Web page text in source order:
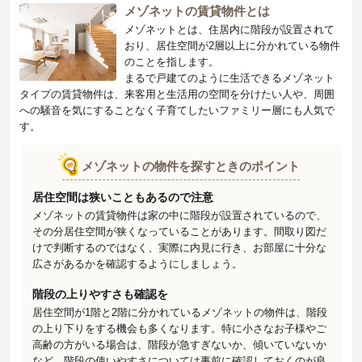
メゾネットの賃貸物件とは
メゾネットとは、住居内に階段が設置されて
おり、居住空間が2層以上に分かれている物件
のことを指します。
まるで戸建てのように生活できるメゾネット
タイプの賃貸物件は、来客用と生活用の空間を分けたい人や、周囲
への騒音を気にすることなく子育てしたいファミリー層にも人気で
す。
メゾネットの物件を探すときのポイント
居住空間は狭いこともあるので注意
メゾネットの賃貸物件は家の中に階段が設置されているので、
その分居住空間が狭くなっていることがあります。間取り図だ
けで判断するのではなく、実際に内見に行き、お部屋に十分な
広さがあるかを確認するようにしましょう。
階段の上りやすさも確認を
居住空間が1階と2階に分かれているメゾネットの物件は、階段
の上り下りをする機会も多くなります。特に小さなお子様やご
高齢の方がいる場合は、階段が急すぎないか、傾いていないか